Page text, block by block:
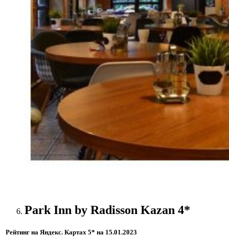
Park Inn by Radisson Kazan 4*
Рейтинг на Яндекс. Картах 5* на 15.01.2023